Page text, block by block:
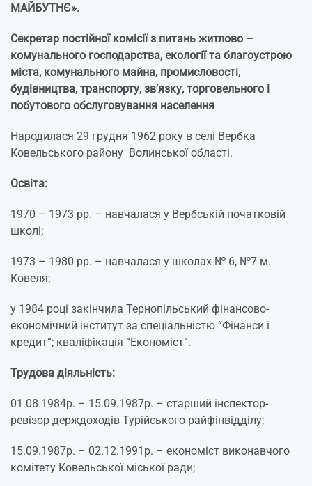
МАЙБУТНЄ».
Секретар постійної комісії з питань житлово –
комунального господарства, екології та благоустрою
міста, комунального майна, промисловості,
будівництва, транспорту, зв’язку, торговельного і
побутового обслуговування населення
Народилася 29 грудня 1962 року в селі Вербка
Ковельського району Волинської області.
Освіта:
1970 – 1973 рр. – навчалася у Вербській початковій
школі;
1973 – 1980 рр. – навчалася у школах № 6, №7 м.
Ковеля;
у 1984 році закінчила Тернопільський фінансово-
економічний інститут за спеціальністю “Фінанси і
кредит”; кваліфікація “Економіст”.
Трудова діяльність:
01.08.1984р. – 15.09.1987р. – старший інспектор-
ревізор держдоходів Турійського райфінвідділу;
15.09.1987р. – 02.12.1991р. – економіст виконавчого
комітету Ковельської міської ради;